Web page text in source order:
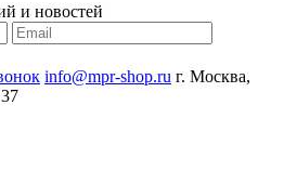
и новостей
info@mpr-shop.ru г. Москва,